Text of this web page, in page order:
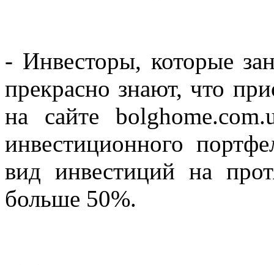
- Инвесторы, которые
прекрасно знают, что
на сайте
инвестиционного
вид инвестиций на
больше 50%.